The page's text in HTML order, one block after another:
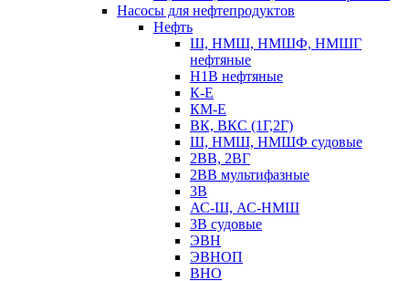
Насосы для нефтепродуктов
Нефть
Ш, НМШ, НМШФ, НМШГ
нефтяные
Н1В нефтяные
К-Е
КМ-Е
ВК, ВКС (1Г,2Г)
Ш, НМШ, НМШФ судовые
2ВВ, 2ВГ
2ВВ мультифазные
3В
АС-Ш, АС-НМШ
3В судовые
ЭВН
ЭВНОП
ВНО